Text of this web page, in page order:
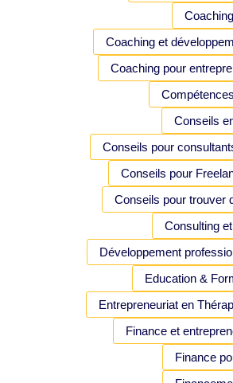
Coaching et
Coaching pour
Conseils
Conseils pour
Conseils pour
Conseils pour trouver
Consulting
Développement
Education &
Entrepreneuriat en
Finance et
Finance